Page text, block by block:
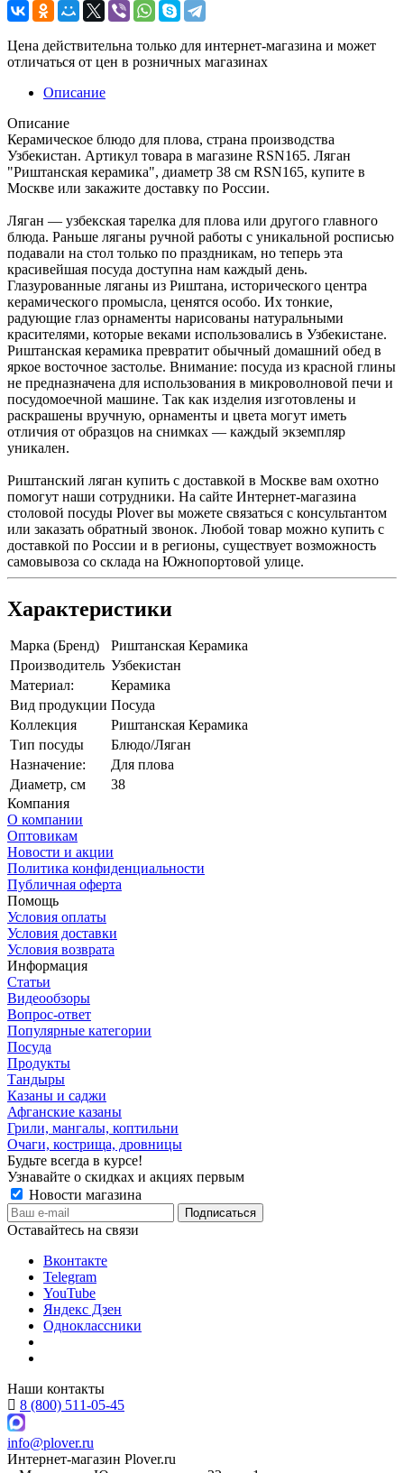
Цена действительна только для интернет-магазина и может
отличаться от цен в розничных магазинах
Описание
Описание
Керамическое блюдо для плова, страна производства
Узбекистан. Артикул товара в магазине RSN165. Ляган
"Риштанская керамика", диаметр 38 см RSN165, купите в
Москве или закажите доставку по России.
Ляган — узбекская тарелка для плова или другого главного
блюда. Раньше ляганы ручной работы с уникальной росписью
подавали на стол только по праздникам, но теперь эта
красивейшая посуда доступна нам каждый день.
Глазурованные ляганы из Риштана, исторического центра
керамического промысла, ценятся особо. Их тонкие,
радующие глаз орнаменты нарисованы натуральными
красителями, которые веками использовались в Узбекистане.
Риштанская керамика превратит обычный домашний обед в
яркое восточное застолье. Внимание: посуда из красной глины
не предназначена для использования в микроволновой печи и
посудомоечной машине. Так как изделия изготовлены и
раскрашены вручную, орнаменты и цвета могут иметь
отличия от образцов на снимках — каждый экземпляр
уникален.
Риштанский ляган купить с доставкой в Москве вам охотно
помогут наши сотрудники. На сайте Интернет-магазина
столовой посуды Plover вы можете связаться с консультантом
или заказать обратный звонок. Любой товар можно купить с
доставкой по России и в регионы, существует возможность
самовывоза со склада на Южнопортовой улице.
Характеристики
Марка (Бренд)
Риштанская Керамика
Производитель Узбекистан
Материал:
Керамика
Вид продукции Посуда
Коллекция
Риштанская Керамика
Тип посуды
Блюдо/Ляган
Назначение:
Для плова
Диаметр, см
38
Компания
О компании
Оптовикам
Новости и акции
Политика конфиденциальности
Публичная оферта
Помощь
Условия оплаты
Условия доставки
Условия возврата
Информация
Статьи
Видеообзоры
Вопрос-ответ
Популярные категории
Посуда
Продукты
Тандыры
Казаны и саджи
Афганские казаны
Грили, мангалы, коптильни
Очаги, кострища, дровницы
Будьте всегда в курсе!
Узнавайте о скидках и акциях первым
Новости магазина
Оставайтесь на связи
Вконтакте
Telegram
YouTube
Яндекс Дзен
Одноклассники
Наши контакты
8 (800) 511-05-45
info@plover.ru
Интернет-магазин Plover.ru